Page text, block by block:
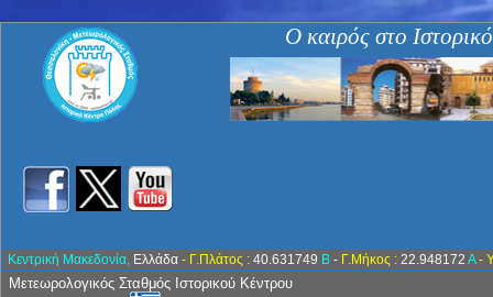
Ο καιρός στο
Κεντρική Μακεδονία, Ελλάδα - Γ.Πλάτος : 40.631749 Β - Γ.Μήκος : 22.948172 Α-
Μετεωρολογικός Σταθμός Ιστορικού Κέντρου